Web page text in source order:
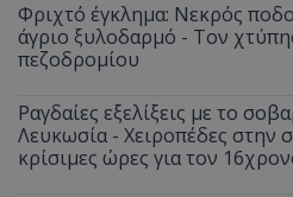
Φριχτό έγκλημα: Νεκρός
άγριο ξυλοδαρμό - Τον
πεζοδρομίου
Ραγδαίες εξελίξεις με το
Λευκωσία - Χειροπέδες στην
κρίσιμες ώρες για τον